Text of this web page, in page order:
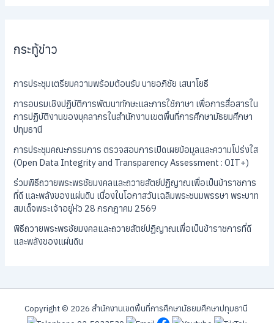
กระทู้ข่าว
การประชุมเตรียมความพร้อมต้อนรับ นายอภิชัย เสนาโยธี
การอบรมเชิงปฏิบัติการพัฒนาทักษะและการใช้ภาษา เพื่อการสื่อสารใน
การปฏิบัติงานของบุคลากรในสำนักงานเขตพื้นที่การศึกษามัธยมศึกษา
ปทุมธานี
การประชุมคณะกรรมการ ตรวจสอบการเปิดเผยข้อมูลและความโปร่งใส
(Open Data Integrity and Transparency Assessment : OIT+)
ร่วมพิธีถวายพระพรชัยมงคลและถวายสัตย์ปฏิญาณเพื่อเป็นข้าราชการ
ที่ดี และพลังของแผ่นดิน เนื่องในโอกาสวันเฉลิมพระชนมพรรษา พระบาท
สมเด็จพระเจ้าอยู่หัว 28 กรกฎาคม 2569
พิธีถวายพระพรชัยมงคลและถวายสัตย์ปฏิญาณเพื่อเป็นข้าราชการที่ดี
และพลังของแผ่นดิน
Copyright © 2026 สํานักงานเขตพื้นที่การศึกษามัธยมศึกษาปทุมธานี